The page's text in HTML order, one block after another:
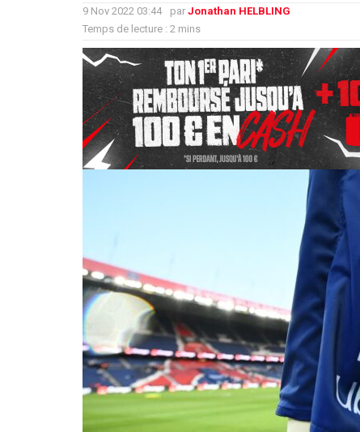
9 Nov 2022 03:44 par Jonathan HELBLING
Temps de lecture : 2 mins